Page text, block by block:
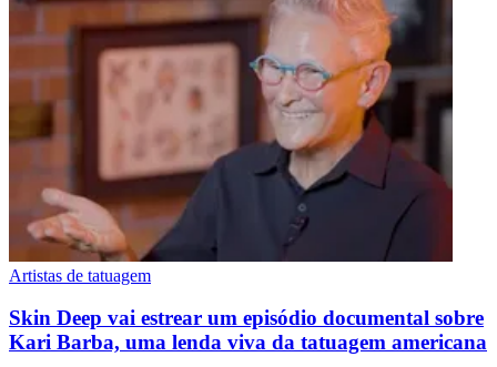
Artistas de tatuagem
Skin Deep vai estrear um episódio documental sobre
Kari Barba, uma lenda viva da tatuagem americana